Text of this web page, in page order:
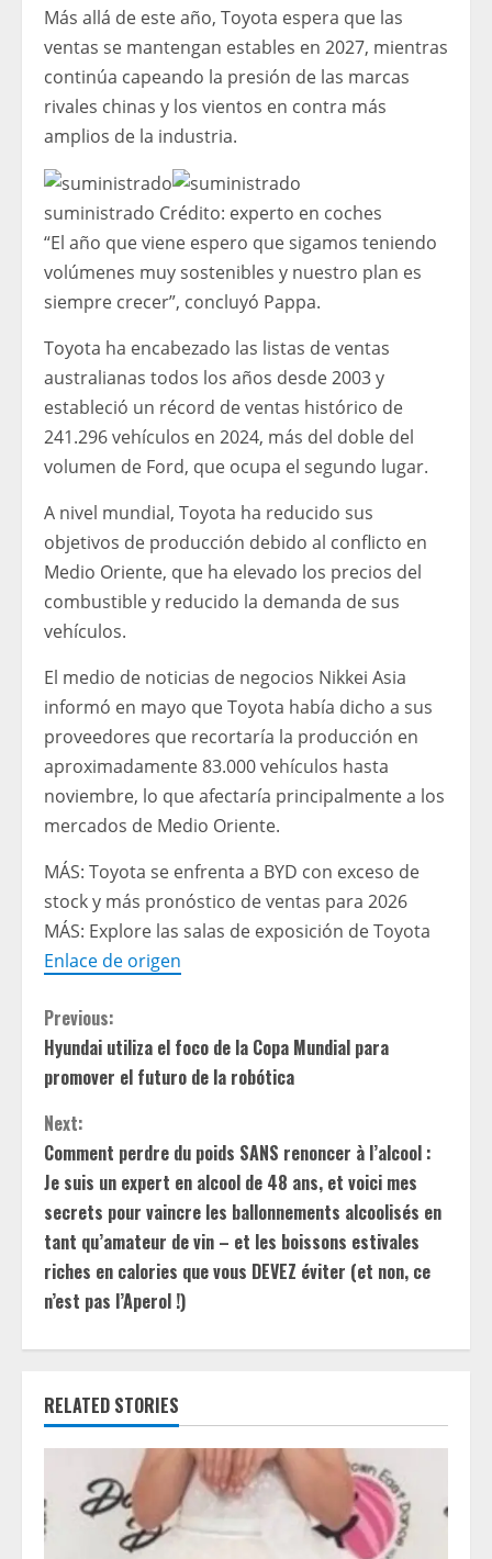
Más allá de este año, Toyota espera que las
ventas se mantengan estables en 2027, mientras
continúa capeando la presión de las marcas
rivales chinas y los vientos en contra más
amplios de la industria.
suministrado Crédito: experto en coches
“El año que viene espero que sigamos teniendo
volúmenes muy sostenibles y nuestro plan es
siempre crecer”, concluyó Pappa.
Toyota ha encabezado las listas de ventas
australianas todos los años desde 2003 y
estableció un récord de ventas histórico de
241.296 vehículos en 2024, más del doble del
volumen de Ford, que ocupa el segundo lugar.
A nivel mundial, Toyota ha reducido sus
objetivos de producción debido al conflicto en
Medio Oriente, que ha elevado los precios del
combustible y reducido la demanda de sus
vehículos.
El medio de noticias de negocios Nikkei Asia
informó en mayo que Toyota había dicho a sus
proveedores que recortaría la producción en
aproximadamente 83.000 vehículos hasta
noviembre, lo que afectaría principalmente a los
mercados de Medio Oriente.
MÁS: Toyota se enfrenta a BYD con exceso de
stock y más pronóstico de ventas para 2026
MÁS: Explore las salas de exposición de Toyota
Enlace de origen
C
o
n
t
i
n
u
e
R
e
a
d
Previous:
Hyundai utiliza el foco de la Copa Mundial para
promover el futuro de la robótica
Next:
Comment perdre du poids SANS renoncer à l’alcool :
Je suis un expert en alcool de 48 ans, et voici mes
secrets pour vaincre les ballonnements alcoolisés en
tant qu’amateur de vin – et les boissons estivales
riches en calories que vous DEVEZ éviter (et non, ce
n’est pas l’Aperol !)
RELATED STORIES